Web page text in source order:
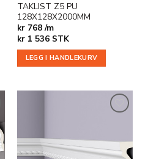
TAKLIST Z5 PU
128X128X2000MM
kr 768 /m
kr1 536 STK
LEGG I HANDLEKURV
i
ønskeliste